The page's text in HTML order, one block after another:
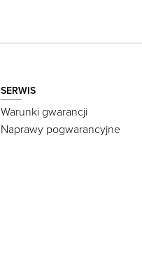
SERWIS
Warunki gwarancji
Naprawy pogwarancyjne